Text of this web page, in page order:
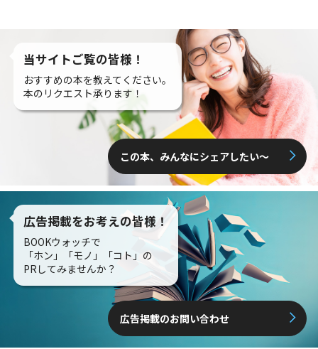
当サイトご覧の皆様！
おすすめの本を教えてください。
本のリクエスト承ります！
この本、みんなにシェアしたい〜
広告掲載をお考えの皆様！
BOOKウォッチで
「ホン」「モノ」「コト」の
PRしてみませんか？
広告掲載のお問い合わせ